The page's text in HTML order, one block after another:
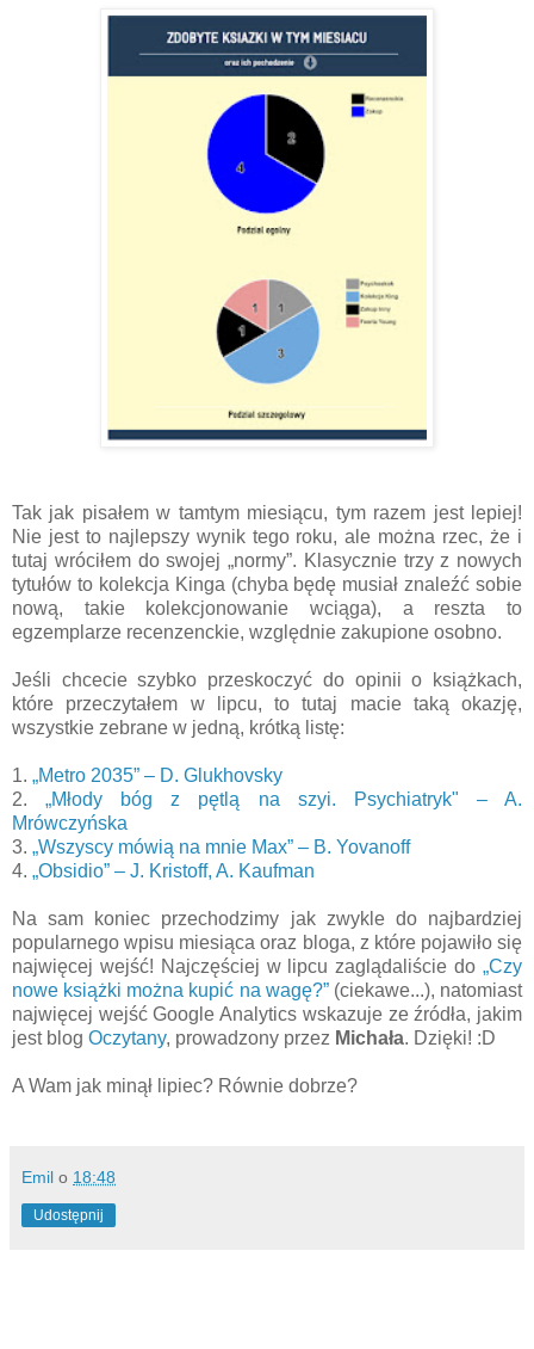
Tak jak pisałem w tamtym miesiącu, tym razem jest lepiej!
Nie jest to najlepszy wynik tego roku, ale można rzec, że i
tutaj wróciłem do swojej „normy”. Klasycznie trzy z nowych
tytułów to kolekcja Kinga (chyba będę musiał znaleźć sobie
nową, takie kolekcjonowanie wciąga), a reszta to
egzemplarze recenzenckie, względnie zakupione osobno.
Jeśli chcecie szybko przeskoczyć do opinii o książkach,
które przeczytałem w lipcu, to tutaj macie taką okazję,
wszystkie zebrane w jedną, krótką listę:
1. „Metro 2035” – D. Glukhovsky
2.„Młody bóg z pętlą na szyi. Psychiatryk" – A.
Mrówczyńska
3. „Wszyscy mówią na mnie Max” – B. Yovanoff
4. „Obsidio” – J. Kristoff, A. Kaufman
Na sam koniec przechodzimy jak zwykle do najbardziej
popularnego wpisu miesiąca oraz bloga, z które pojawiło się
najwięcej wejść! Najczęściej w lipcu zaglądaliście do „Czy
nowe książki można kupić na wagę?”(ciekawe...), natomiast
najwięcej wejść Google Analytics wskazuje ze źródła, jakim
jest blog Oczytany, prowadzony przez Michała. Dzięki! :D
A Wam jak minął lipiec? Równie dobrze?
Emil o 18:48
Udostępnij